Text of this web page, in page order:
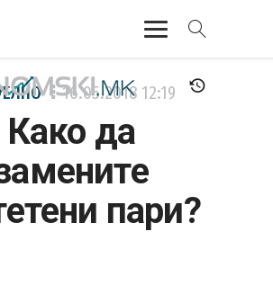
16.05.2018 12:19
Како да
пари?